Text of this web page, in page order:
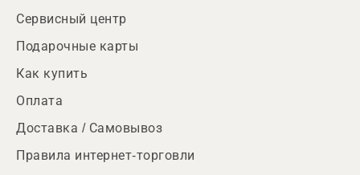
Сервисный центр
Подарочные карты
Как купить
Оплата
Доставка / Самовывоз
Правила интернет-торговли